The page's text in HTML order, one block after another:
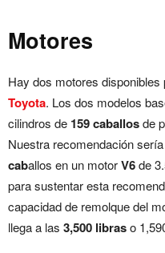
Motores
Hay dos motores
Toyota. Los dos modelos
cilindros de 159 caballosde
Nuestra recomendación
caballos en un motorV6de
para sustentar esta
capacidad de remolque del
llega a las 3,500 libraso